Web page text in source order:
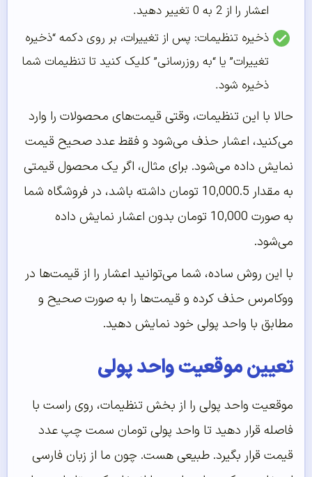
اعشار را از 2 به 0 تغییر دهید.
ذخیره تنظیمات: پس از تغییرات، بر روی دکمه “ذخیره
تغییرات” یا “به روزرسانی” کلیک کنید تا تنظیمات شما
ذخیره شود.
حالا با این تنظیمات، وقتی قیمت‌های محصولات را وارد
می‌کنید، اعشار حذف می‌شود و فقط عدد صحیح قیمت
نمایش داده می‌شود. برای مثال، اگر یک محصول قیمتی
به مقدار 10,000.5 تومان داشته باشد، در فروشگاه شما
به صورت 10,000 تومان بدون اعشار نمایش داده
می‌شود.
با این روش ساده، شما می‌توانید اعشار را از قیمت‌ها در
ووکامرس حذف کرده و قیمت‌ها را به صورت صحیح و
مطابق با واحد پولی خود نمایش دهید.
تعیین موقعیت واحد پولی
موقعیت واحد پولی را از بخش تنظیمات، روی راست با
فاصله قرار دهید تا واحد پولی تومان سمت چپ عدد
قیمت قرار بگیرد. طبیعی هست. چون ما از زبان فارسی